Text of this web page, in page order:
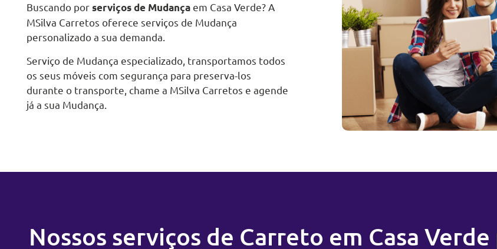
Buscando porserviços de Mudançaem Casa Verde? A
MSilva Carretos oferece serviços de Mudança
personalizado a sua demanda.
Serviço de Mudança especializado, transportamos todos
os seus móveis com segurança para preserva-los
durante o transporte, chame a MSilva Carretos e agende
já a sua Mudança.
Nossos serviços de Carreto em Casa